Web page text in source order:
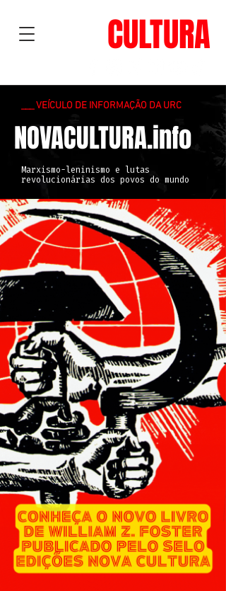
CULTURA
___ VEÍCULO DE INFORMAÇÃO DA URC
NOVACULTURA.info
Marxismo-leninismo e lutas
revolucionárias dos povos do mundo